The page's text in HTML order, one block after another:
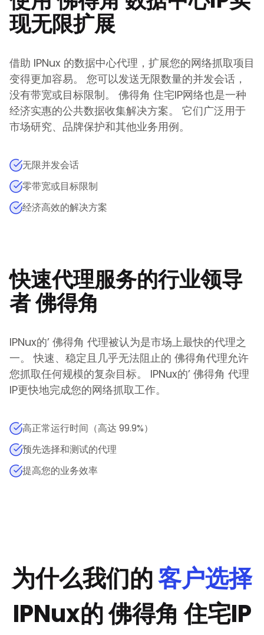
现无限扩展
借助 IPNux 的数据中心代理，扩展您的网络抓取项目
变得更加容易。 您可以发送无限数量的并发会话，
没有带宽或目标限制。
佛得角 住宅IP网络也是一种
经济实惠的公共数据收集解决方案。 它们广泛用于
市场研究、品牌保护和其他业务用例。
无限并发会话
零带宽或目标限制
经济高效的解决方案
快速代理服务的行业领导
者佛得角
IPNux的’ 佛得角 代理被认为是市场上最快的代理之
一。 快速、稳定且几乎无法阻止的 佛得角代理允许
您抓取任何规模的复杂目标。
IPNux的’ 佛得角 代理
IP更快地完成您的网络抓取工作。
高正常运行时间（高达 99.9%）
预先选择和测试的代理
提高您的业务效率
为什么我们的客户选择
IPNux的 佛得角 住宅IP